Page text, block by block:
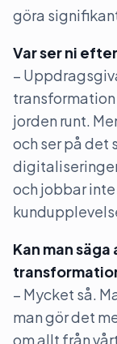
göra
Var ser ni
–
jorden runt.
och ser på det
och jobbar
Kan man
– Mycket så.
man gör det
om allt från